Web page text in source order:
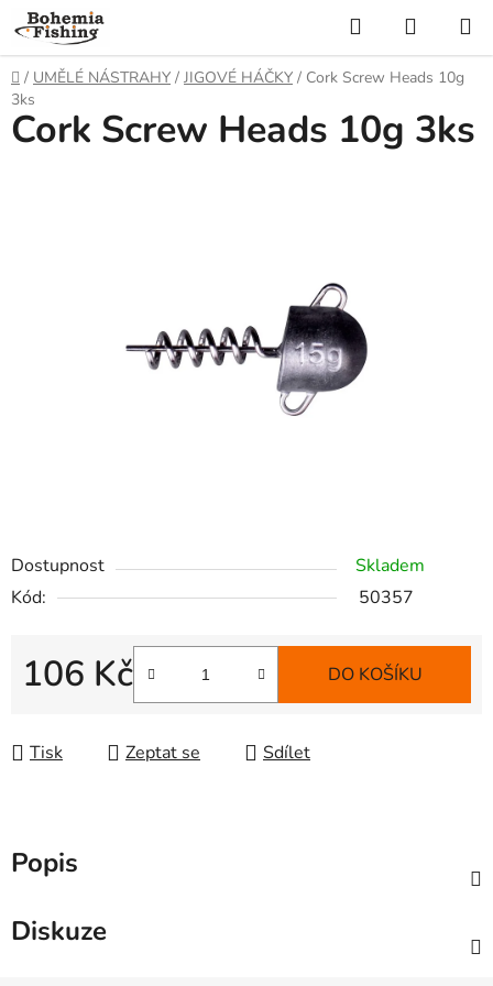
Přejít
na
obsah
Hledat
KOŠÍK
Domů
/ UMĚLÉ NÁSTRAHY / JIGOVÉ HÁČKY / Cork Screw Heads 10g
3ks
Dostupnost
Skladem
Kód:
50357
106 Kč DO KOŠÍKU
Tisk Zeptat se Sdílet
Cork Screw Heads 10g 3ks
Popis
Diskuze